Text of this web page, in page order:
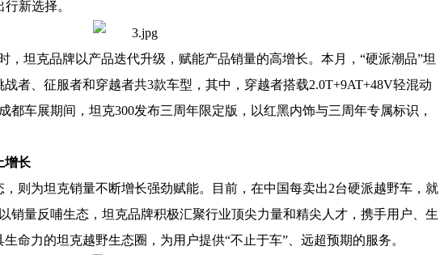
新选择。
，坦克品牌以产品迭代升级，赋能产品销量的高增长。本月，“硬派潮品”坦
战者、征服者和穿越者共3款车型，其中，穿越者搭载2.0T+9AT+48V轻混动
都车展期间，坦克300发布三周年限定版，以红黑内饰与三周年专属标识 ，
增长
则为坦克销量不断增长强劲赋能。目前，在中国每卖出2台硬派越野车，就
销量反哺生态，坦克品牌积极汇聚行业顶尖力量和精尖人才，携手用户、生
命力的坦克越野生态圈，为用户提供“不止于车”、远超预期的服务。